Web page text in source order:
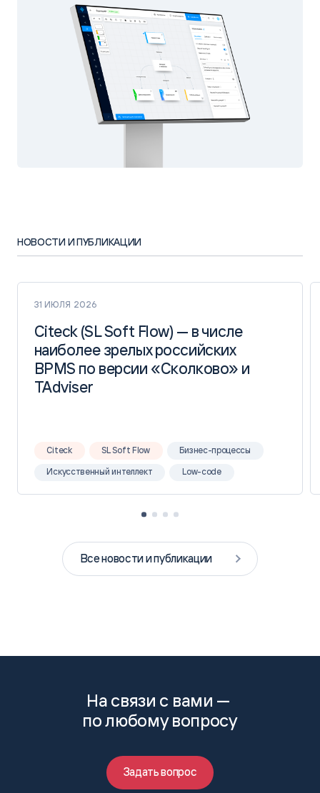
НОВОСТИ И ПУБЛИКАЦИИ
31 ИЮЛЯ 2026
Citeck (SL Soft Flow) — в числе
наиболее зрелых российских
BPMS по версии «Сколково» и
TAdviser
Citeck (SL Soft Flow) — в числе
наиболее зрелых российских
BPMS по версии «Сколково» и
TAdviser
Citeck SL Soft Flow Бизнес-процессы
Искусственный интеллект Low-code
Все новости и публикации
На связи с вами —
по любому вопросу
Задать вопрос